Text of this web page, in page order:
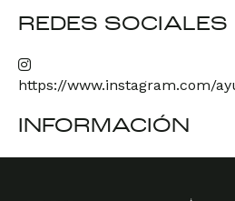
REDES SOCIALES
https://www.instagram.com/
INFORMACIÓN